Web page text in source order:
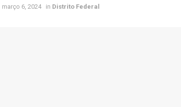
março 6, 2024 in Distrito Federal